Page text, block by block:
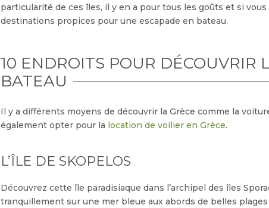
particularité de ces îles, il y en a pour tous les goûts et si
destinations propices pour une escapade en bateau.
10 ENDROITS POUR DÉCOUVRIR
BATEAU
Il y a différents moyens de découvrir la Grèce comme la
également opter pour la location de voilier en Grèce.
L’ÎLE DE SKOPELOS
Découvrez cette île paradisiaque dans l’archipel des îles
tranquillement sur une mer bleue aux abords de belles